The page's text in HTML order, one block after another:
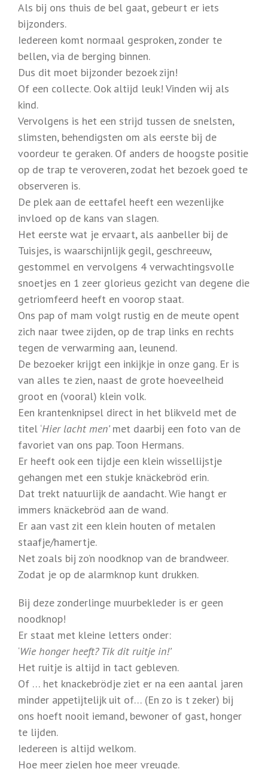
Als bij ons thuis de bel gaat, gebeurt er iets
bijzonders.
Iedereen komt normaal gesproken, zonder te
bellen, via de berging binnen.
Dus dit moet bijzonder bezoek zijn!
Of een collecte. Ook altijd leuk! Vinden wij als
kind.
Vervolgens is het een strijd tussen de snelsten,
slimsten, behendigsten om als eerste bij de
voordeur te geraken. Of anders de hoogste positie
op de trap te veroveren, zodat het bezoek goed te
observeren is.
De plek aan de eettafel heeft een wezenlijke
invloed op de kans van slagen.
Het eerste wat je ervaart, als aanbeller bij de
Tuisjes, is waarschijnlijk gegil, geschreeuw,
gestommel en vervolgens 4 verwachtingsvolle
snoetjes en 1 zeer glorieus gezicht van degene die
getriomfeerd heeft en voorop staat.
Ons pap of mam volgt rustig en de meute opent
zich naar twee zijden, op de trap links en rechts
tegen de verwarming aan, leunend.
De bezoeker krijgt een inkijkje in onze gang. Er is
van alles te zien, naast de grote hoeveelheid
groot en (vooral) klein volk.
Een krantenknipsel direct in het blikveld met de
titel ‘Hier lacht men’met daarbij een foto van de
favoriet van ons pap. Toon Hermans.
Er heeft ook een tijdje een klein wissellijstje
gehangen met een stukje knäckebröd erin.
Dat trekt natuurlijk de aandacht. Wie hangt er
immers knäckebröd aan de wand.
Er aan vast zit een klein houten of metalen
staafje/hamertje.
Net zoals bij zo’n noodknop van de brandweer.
Zodat je op de alarmknop kunt drukken.
Bij deze zonderlinge muurbekleder is er geen
noodknop!
Er staat met kleine letters onder:
‘Wie honger heeft? Tik dit ruitje in!’
Het ruitje is altijd in tact gebleven.
Of … het knackebrödje ziet er na een aantal jaren
minder appetijtelijk uit of… (En zo is t zeker) bij
ons hoeft nooit iemand, bewoner of gast, honger
te lijden.
Iedereen is altijd welkom.
Hoe meer zielen hoe meer vreugde.